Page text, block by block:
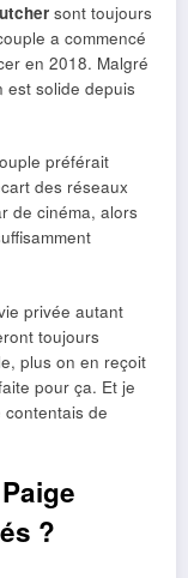
sont toujours
a commencé
en 2018. Malgré
est solide depuis
préférait
des réseaux
de cinéma, alors
privée autant
toujours
plus on en reçoit
pour ça. Et je
de
?